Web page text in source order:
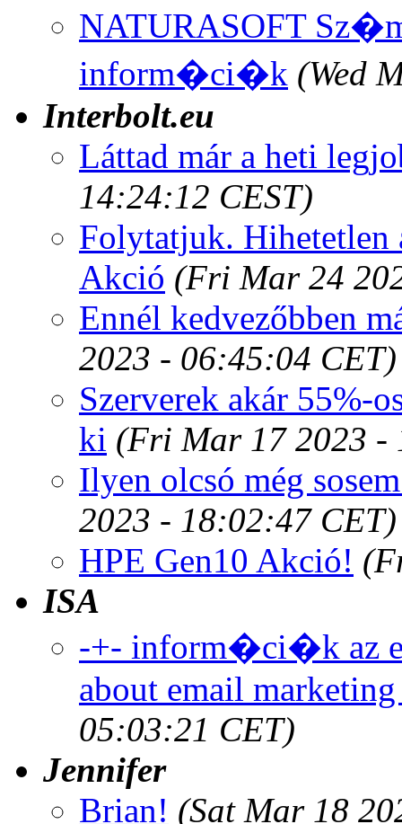
NATURASOFT
inform�ci�k (Wed
Interbolt.eu
Láttad már a heti
14:24:12 CEST)
Folytatjuk. Hihetetlen
Akció (Fri Mar 24
Ennél kedvezőbben
2023 - 06:45:04 CET)
Szerverek akár 55%-
ki (Fri Mar 17 2023 -
Ilyen olcsó még
2023 - 18:02:47 CET)
HPE Gen10 Akció!
ISA
-+- inform�ci�k az
about email
05:03:21 CET)
Jennifer
Brian! (Sat Mar 18